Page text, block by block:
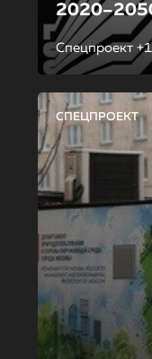
Спецпроект +1
СПЕЦПРОЕКТ